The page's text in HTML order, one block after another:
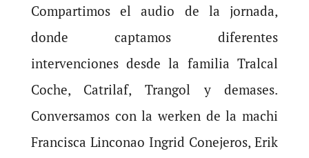
Compartimos el audio de la jornada,
donde captamos diferentes
intervenciones desde la familia Tralcal
Coche, Catrilaf, Trangol y demases.
Conversamos con la werken de la machi
Francisca Linconao Ingrid Conejeros, Erik